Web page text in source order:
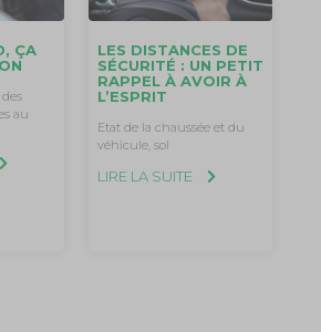
ÇA
au
LES DISTANCES DE
SÉCURITÉ : UN PETIT
RAPPEL À AVOIR À
L’ESPRIT
Etat de la chaussée et du
véhicule, sol
LIRE LA SUITE